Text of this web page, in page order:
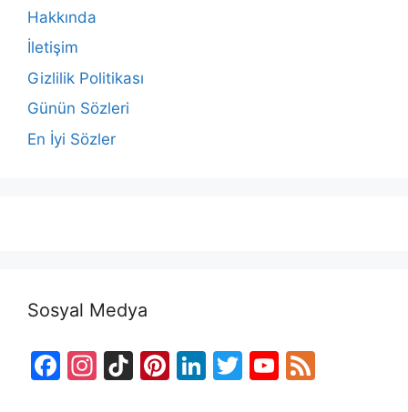
Hakkında
İletişim
Gizlilik Politikası
Günün Sözleri
En İyi Sözler
Sosyal Medya
F
In Ti Pi Li T
Y